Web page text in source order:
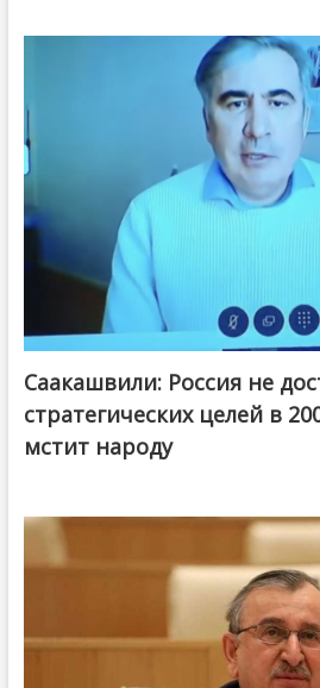
Саакашвили: Россия не
стратегических целей в
мстит народу